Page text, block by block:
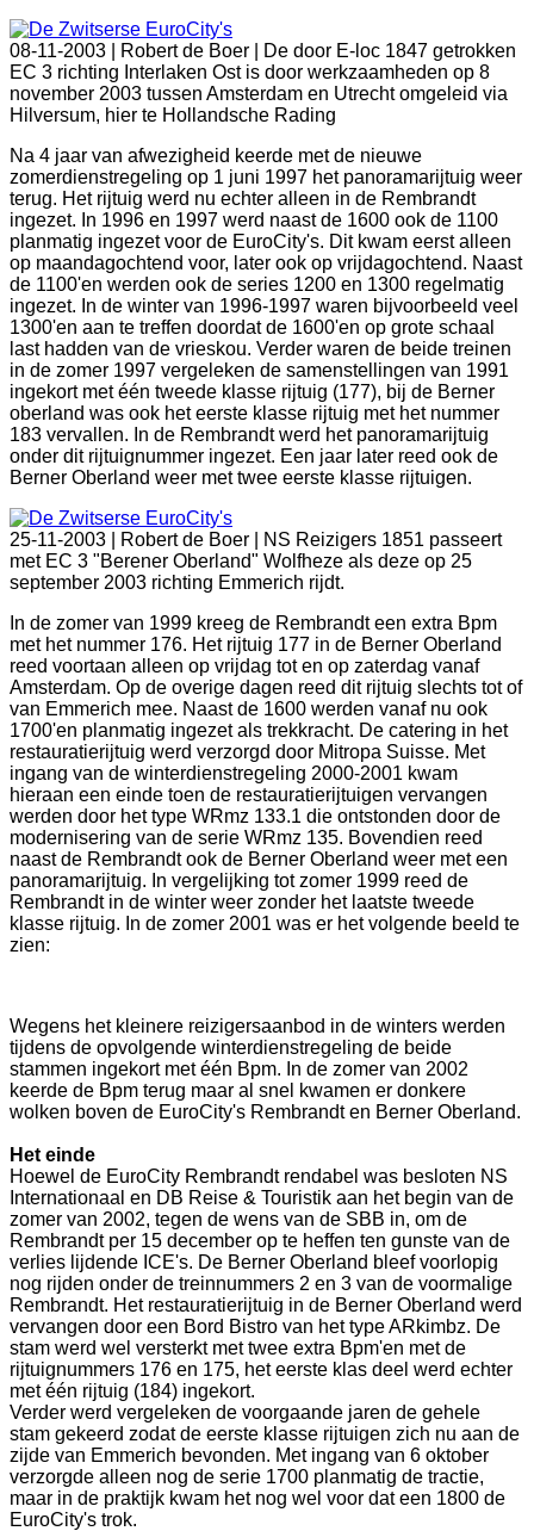
08-11-2003 |
Robert de Boer | De door E-loc 1847 getrokken
EC 3 richting Interlaken Ost is door werkzaamheden op 8
november 2003 tussen Amsterdam en Utrecht omgeleid via
Hilversum, hier te Hollandsche Rading
Na 4 jaar van afwezigheid keerde met de nieuwe
zomerdienstregeling op 1 juni 1997 het panoramarijtuig weer
terug. Het rijtuig werd nu echter alleen in de Rembrandt
ingezet. In 1996 en 1997 werd naast de 1600 ook de 1100
planmatig ingezet voor de EuroCity's. Dit kwam eerst alleen
op maandagochtend voor, later ook op vrijdagochtend. Naast
de 1100'en werden ook de series 1200 en 1300 regelmatig
ingezet. In de winter van 1996-1997 waren bijvoorbeeld veel
1300'en aan te treffen doordat de 1600'en op grote schaal
last hadden van de vrieskou. Verder waren de beide treinen
in de zomer 1997 vergeleken de samenstellingen van 1991
ingekort met één tweede klasse rijtuig (177), bij de Berner
oberland was ook het eerste klasse rijtuig met het nummer
183 vervallen. In de Rembrandt werd het panoramarijtuig
onder dit rijtuignummer ingezet. Een jaar later reed ook de
Berner Oberland weer met twee eerste klasse rijtuigen.
25-11-2003 |
Robert de Boer | NS Reizigers 1851 passeert
met EC 3 "Berener Oberland" Wolfheze als deze op 25
september 2003 richting Emmerich rijdt.
In de zomer van 1999 kreeg de Rembrandt een extra Bpm
met het nummer 176. Het rijtuig 177 in de Berner Oberland
reed voortaan alleen op vrijdag tot en op zaterdag vanaf
Amsterdam. Op de overige dagen reed dit rijtuig slechts tot of
van Emmerich mee. Naast de 1600 werden vanaf nu ook
1700'en planmatig ingezet als trekkracht. De catering in het
restauratierijtuig werd verzorgd door Mitropa Suisse. Met
ingang van de winterdienstregeling 2000-2001 kwam
hieraan een einde toen de restauratierijtuigen vervangen
werden door het type WRmz 133.1 die ontstonden door de
modernisering van de serie WRmz 135. Bovendien reed
naast de Rembrandt ook de Berner Oberland weer met een
panoramarijtuig. In vergelijking tot zomer 1999 reed de
Rembrandt in de winter weer zonder het laatste tweede
klasse rijtuig. In de zomer 2001 was er het volgende beeld te
zien:
Wegens het kleinere reizigersaanbod in de winters werden
tijdens de opvolgende winterdienstregeling de beide
stammen ingekort met één Bpm. In de zomer van 2002
keerde de Bpm terug maar al snel kwamen er donkere
wolken boven de EuroCity's Rembrandt en Berner Oberland.
Het einde
Hoewel de EuroCity Rembrandt rendabel was besloten NS
Internationaal en DB Reise & Touristik aan het begin van de
zomer van 2002, tegen de wens van de SBB in, om de
Rembrandt per 15 december op te heffen ten gunste van de
verlies lijdende ICE's. De Berner Oberland bleef voorlopig
nog rijden onder de treinnummers 2 en 3 van de voormalige
Rembrandt. Het restauratierijtuig in de Berner Oberland werd
vervangen door een Bord Bistro van het type ARkimbz. De
stam werd wel versterkt met twee extra Bpm'en met de
rijtuignummers 176 en 175, het eerste klas deel werd echter
met één rijtuig (184) ingekort.
Verder werd vergeleken de voorgaande jaren de gehele
stam gekeerd zodat de eerste klasse rijtuigen zich nu aan de
zijde van Emmerich bevonden. Met ingang van 6 oktober
verzorgde alleen nog de serie 1700 planmatig de tractie,
maar in de praktijk kwam het nog wel voor dat een 1800 de
EuroCity's trok.